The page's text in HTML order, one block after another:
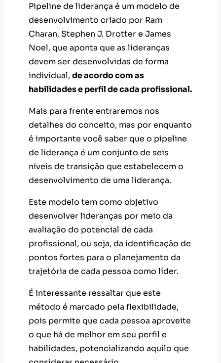
Pipeline de liderança é um modelo de
desenvolvimento criado por Ram
Charan, Stephen J. Drotter e James
Noel, que aponta que as lideranças
devem ser desenvolvidas de forma
individual, de acordo com as
habilidades e perfil de cada profissional.
Mais para frente entraremos nos
detalhes do conceito, mas por enquanto
é importante você saber que o pipeline
de liderança é um conjunto de seis
níveis de transição que estabelecem o
desenvolvimento de uma liderança.
Este modelo tem como objetivo
desenvolver lideranças por meio da
avaliação do potencial de cada
profissional, ou seja, da identificação de
pontos fortes para o planejamento da
trajetória de cada pessoa como líder.
É interessante ressaltar que este
método é marcado pela flexibilidade,
pois permite que cada pessoa aproveite
o que há de melhor em seu perfil e
habilidades, potencializando aquilo que